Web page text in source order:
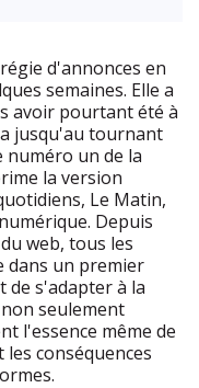
d'annonces en
semaines. Elle a
avoir pourtant été à
jusqu'au tournant
numéro un de la
la version
Le Matin,
Depuis
web, tous les
dans un premier
de s'adapter à la
seulement
l'essence même de
conséquences